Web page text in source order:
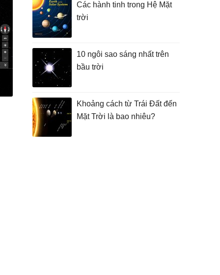
Các hành tinh trong Hệ Mặt
trời
10 ngôi sao sáng nhất trên
bầu trời
Khoảng cách từ Trái Đất đến
Mặt Trời là bao nhiêu?